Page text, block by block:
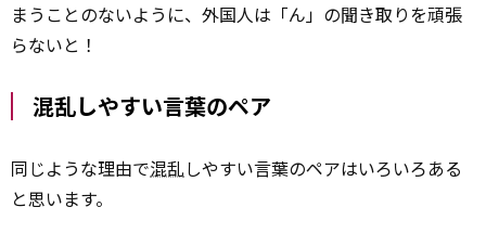
まうことのないように、外国人は「ん」の聞き取りを頑張
らないと！
混乱しやすい言葉のペア
同じような理由で混乱しやすい言葉のペアはいろいろある
と思います。